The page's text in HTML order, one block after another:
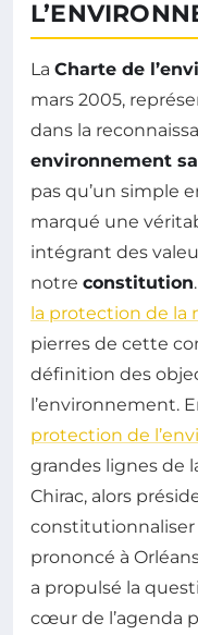
La Charte de
mars 2005,
dans la
environnement
pas qu’un simple
marqué une
intégrant des
notre constitution
la protection de la
pierres de cette
définition des
l’environnement.
protection de
grandes lignes de
Chirac, alors
constitutionnaliser
prononcé à
a propulsé la
cœur de l’agenda